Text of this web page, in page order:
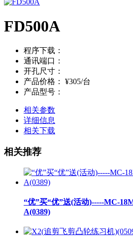
FD500A
程序下载：
通讯端口：
开孔尺寸：
产品价格：
¥305/台
产品型号：
相关参数
详细信息
相关下载
相关推荐
“优”买“优”送(活动)-----MC-
A(0389)